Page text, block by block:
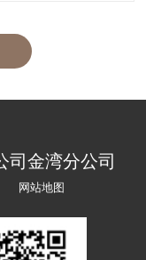
司金湾分公司
网站地图